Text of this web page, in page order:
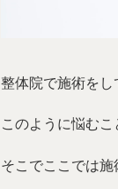
整体院で施術をし
このように悩むこ
そこでここでは施